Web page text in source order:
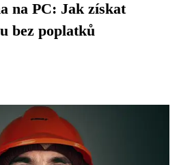
na PC: Jak získat
bez poplatků